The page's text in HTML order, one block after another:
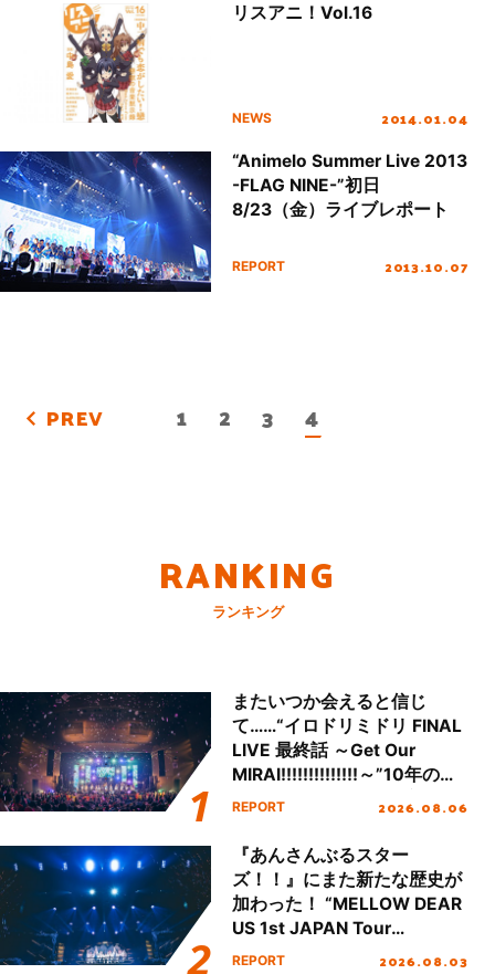
リスアニ！Vol.16
NEWS 2014.01.04
“Animelo Summer Live 2013
-FLAG NINE-”初日
8/23（金）ライブレポート
REPORT 2013.10.07
PREV 1 2 3 4
RANKING
ランキング
またいつか会えると信じ
て……“イロドリミドリ FINAL
LIVE 最終話 ～Get Our
MIRAI!!!!!!!!!!!!!!～”10年の活
動を経てファイナルを迎える
REPORT 2026.08.06
『あんさんぶるスター
ズ！！』にまた新たな歴史が
加わった！ “MELLOW DEAR
US 1st JAPAN Tour
Final「NICE to meet YOU
REPORT 2026.08.03